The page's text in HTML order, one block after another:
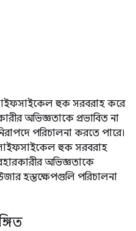
হুক সরবরাহ করে
অভিজ্ঞতাকে প্রভাবিত না
পরিচালনা করতে পারে।
হুক সরবরাহ
অভিজ্ঞতাকে
হস্তক্ষেপগুলি পরিচালনা